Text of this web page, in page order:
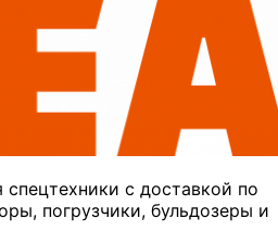
с доставкой по
погрузчики, бульдозеры и